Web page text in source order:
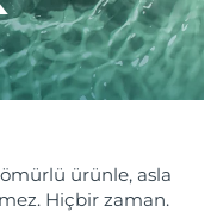
ürünle, asla
Hiçbir zaman.